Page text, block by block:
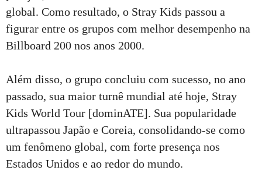
global. Como resultado, o Stray Kids passou a
figurar entre os grupos com melhor desempenho na
Billboard 200 nos anos 2000.
Além disso, o grupo concluiu com sucesso, no ano
passado, sua maior turnê mundial até hoje, Stray
Kids World Tour [dominATE]. Sua popularidade
ultrapassou Japão e Coreia, consolidando-se como
um fenômeno global, com forte presença nos
Estados Unidos e ao redor do mundo.